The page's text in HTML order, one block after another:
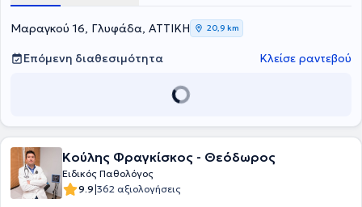
Μαραγκού 16, Γλυφάδα, ΑΤΤΙΚΗ 20,9 km
Επόμενη διαθεσιμότητα Κλείσε ραντεβού
Κούλης Φραγκίσκος - Θεόδωρος
Ειδικός Παθολόγος
9.9|362 αξιολογήσεις